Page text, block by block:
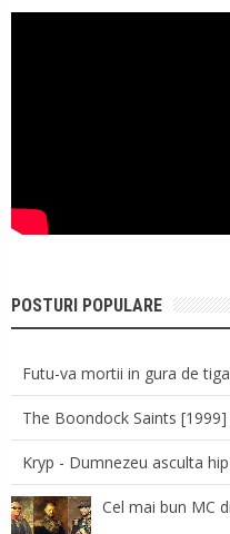
POSTURI POPULARE
Futu-va mortii in gura de
The Boondock Saints [1999]
Kryp - Dumnezeu asculta
Cel mai bun MC